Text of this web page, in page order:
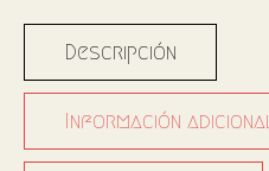
Descripción
Información adicional